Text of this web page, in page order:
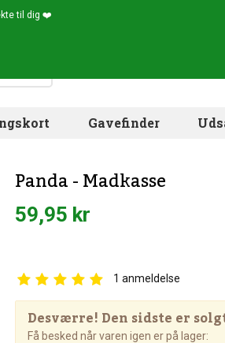
til dig ❤️
Gavefinder
Panda - Madkasse
59,95 kr
1 anmeldelse
Desværre! Den sidste er
Få besked når varen igen er på lager: